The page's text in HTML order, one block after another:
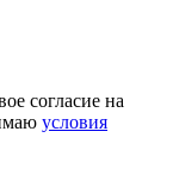
согласие на
условия